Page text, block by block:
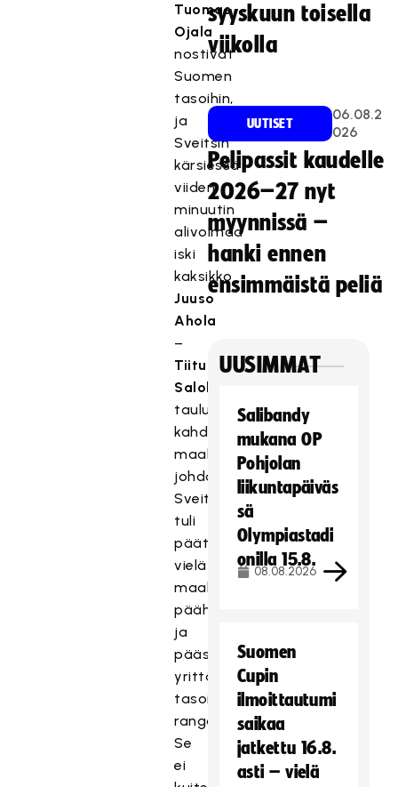
Tuomas
Ojala
nostivat
Suomen
tasoihin,
ja
Sveitsin
kärsiessä
viiden
minuutin
alivoimaa
iski
kaksikko
Juuso
Ahola
–
Tiitus
Salokangas
taululle
kahden
maalin
johdon.
Sveitsi
tuli
päätösjaksolla
vielä
maalin
päähän
ja
pääsi
yrittämään
tasoitusta
rangaistuslaukauksesta.
Se
ei
syyskuun toisella
viikolla
UUTISET
06.08.2
026
Pelipassit kaudelle
2026–27 nyt
myynnissä –
hanki ennen
ensimmäistä peliä
UUSIMMAT
Salibandy
mukana OP
Pohjolan
liikuntapäiväs
sä
Olympiastadi
onilla 15.8.
08.08.2026
Suomen
Cupin
ilmoittautumi
saikaa
jatkettu 16.8.
asti – vielä